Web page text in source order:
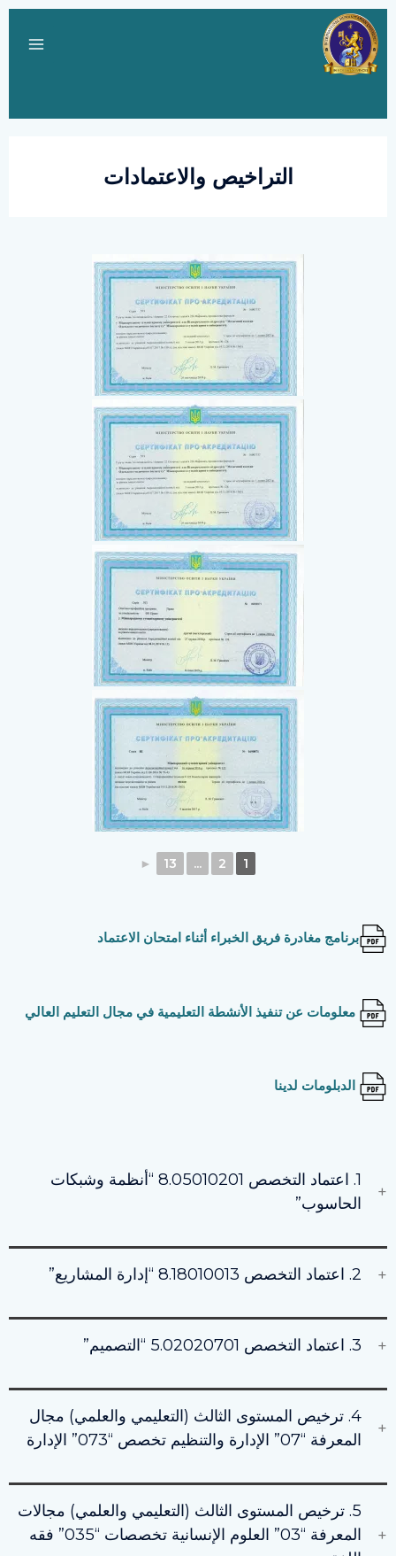
التراخيص والاعتمادات
1
2
...
13
►
برنامج مغادرة فريق الخبراء أثناء امتحان الاعتماد
معلومات عن تنفيذ الأنشطة التعليمية في مجال التعليم العالي
الدبلومات لدينا
1. اعتماد التخصص 8.05010201 “أنظمة وشبكات
الحاسوب”
2. اعتماد التخصص 8.18010013 “إدارة المشاريع”
3. اعتماد التخصص 5.02020701 “التصميم”
4. ترخيص المستوى الثالث (التعليمي والعلمي) مجال
المعرفة “07” الإدارة والتنظيم تخصص “073” الإدارة
5. ترخيص المستوى الثالث (التعليمي والعلمي) مجالات
المعرفة “03” العلوم الإنسانية تخصصات “035” فقه